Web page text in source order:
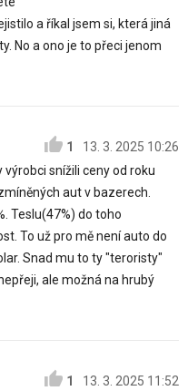
a říkal jsem si, která jiná
No a ono je to přeci jenom
1
13. 3. 2025 10:26
snížili ceny od roku
aut v bazerech.
Teslu(47%) do toho
To už pro mě není auto do
Snad mu to ty "teroristy"
ale možná na hrubý
1
13. 3. 2025 11:52